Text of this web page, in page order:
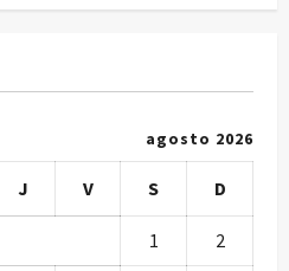
agosto 2026
J V S D
1 2